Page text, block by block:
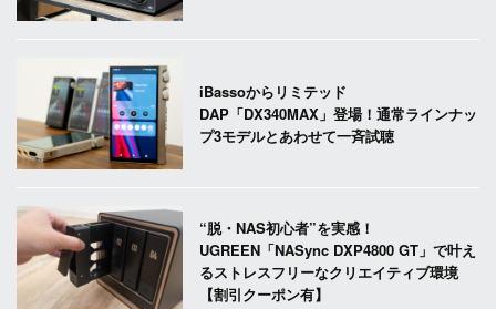
iBassoからリミテッド
DAP「DX340MAX」登場！通常ラインナッ
プ3モデルとあわせて一斉試聴
“脱・NAS初心者”を実感！
UGREEN「NASync DXP4800 GT」で叶え
るストレスフリーなクリエイティブ環境
【割引クーポン有】